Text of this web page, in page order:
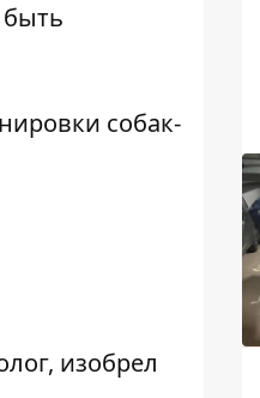
собак-
изобрел